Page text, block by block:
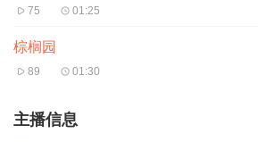
75 01:25
棕榈园
89 01:30
主播信息